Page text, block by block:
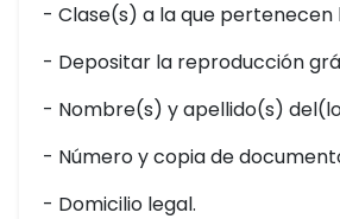
- Clase(s) a la que pertenecen
- Depositar la reproducción
- Nombre(s) y apellido(s)
- Número y copia de
- Domicilio legal.